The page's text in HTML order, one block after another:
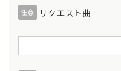
任意 リクエスト曲